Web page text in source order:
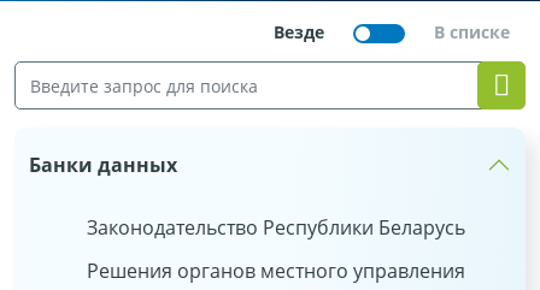
Банки данных
Законодательство Республики Беларусь
Решения органов местного управления